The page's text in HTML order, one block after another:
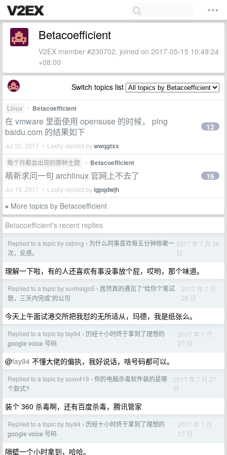
Betacoefficient
V2EX member #230702, joined on 2017-05-15 10:49:24
+08:00
Switch topics list
Linux • Betacoefficient
在 vmware 里面使用 opensuse 的时候， ping
baidu.com 的结果如下
Jul 22, 2017 • Lastly replied bywwqgtxx
12
每个月都会出现的那种主题 • Betacoefficient
萌新求问一句 archlinux 官网上不去了
Jul 15, 2017 • Lastly replied bylgpqdwjh
16
» More topics by Betacoefficient
Betacoefficient's recent replies
Replied to a topic by cabing › 为什么同事喜欢每五分钟咳嗽一
次，反感。
2017 年 7 月 28
日
理解一下啦，有的人还喜欢有事没事放个屁，哎哟，那个味道。
Replied to a topic by xunhaigo5 › 居然真的遇见了“给你个笔试
题，三天内完成”的公司
2017 年 7 月
28 日
今天上午面试港交所把我怼的无所适从，玛德，我是纸张么。
Replied to a topic by fay94 › 历经十小时终于拿到了理想的
google voice 号码
2017 年 7 月
27 日
@fay94 不懂大佬的偏执，我好说话，啥号码都可以。
Replied to a topic by xoxo419 › 你的电脑杀毒软件装的是哪
个款式?
2017 年 7 月 27
日
装个 360 杀毒啊，还有百度杀毒，腾讯管家
Replied to a topic by fay94 › 历经十小时终于拿到了理想的
google voice 号码
2017 年 7 月
27 日
隔壁一个小时拿到，哈哈。